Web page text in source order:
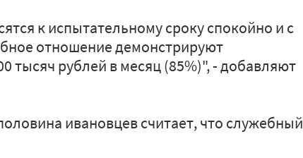
к испытательному сроку спокойно и с
отношение демонстрируют
тысяч рублей в месяц (85%)", - добавляют
ивановцев считает, что служебный